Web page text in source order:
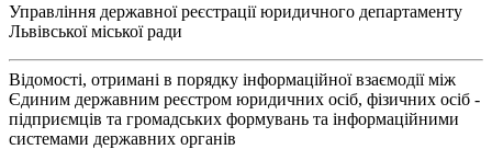
Управління державної реєстрації юридичного департаменту
Львівської міської ради
Відомості, отримані в порядку інформаційної взаємодії між
Єдиним державним реєстром юридичних осіб, фізичних осіб -
підприємців та громадських формувань та інформаційними
системами державних органів